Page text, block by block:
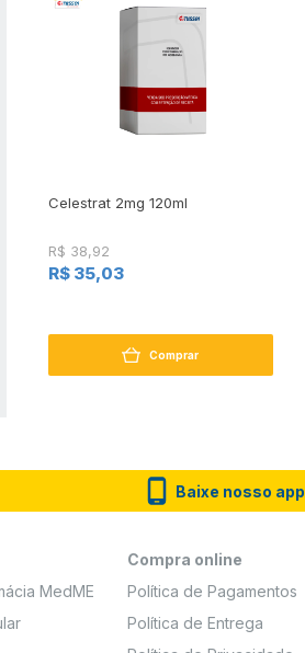
Celestrat 2mg 120ml
R$ 38,92
R$ 35,03
Comprar
Baixe nosso app
MedME
Compra online
Política de Pagamentos
Política de Entrega